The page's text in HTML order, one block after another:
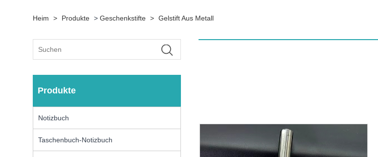
Heim > Produkte >Geschenkstifte > Gelstift Aus Metall
Produkte
Notizbuch
Taschenbuch-Notizbuch